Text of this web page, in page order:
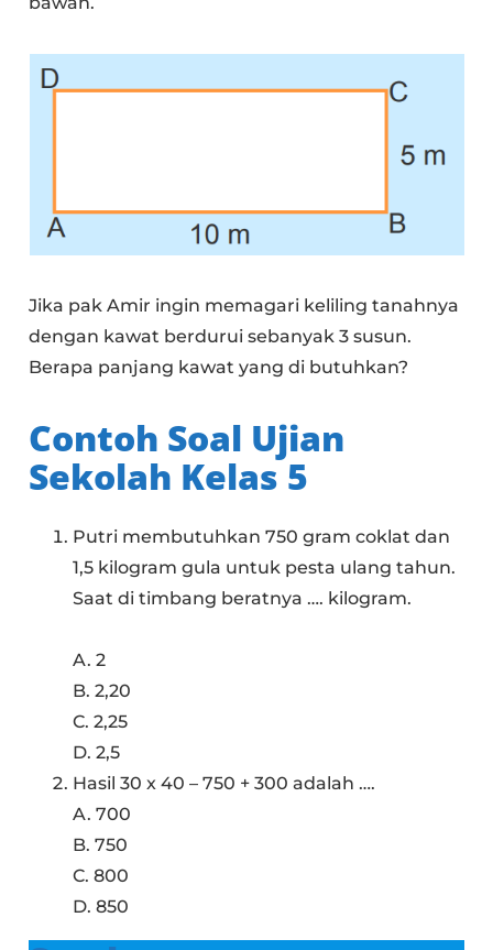
Jika pak Amir ingin memagari keliling tanahnya
dengan kawat berdurui sebanyak 3 susun.
Berapa panjang kawat yang di butuhkan?
Contoh Soal Ujian
Sekolah Kelas 5
Putri membutuhkan 750 gram coklat dan
1,5 kilogram gula untuk pesta ulang tahun.
Saat di timbang beratnya …. kilogram.
A. 2
B. 2,20
C. 2,25
D. 2,5
Hasil 30 x 40 – 750 + 300 adalah ….
A. 700
B. 750
C. 800
D. 850